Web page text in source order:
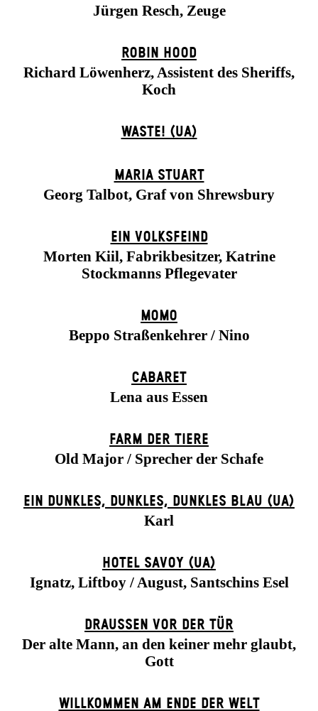
Jürgen Resch, Zeuge
ROBIN HOOD
Richard Löwenherz, Assistent des Sheriffs,
Koch
WASTE! (UA)
MARIA STUART
Georg Talbot, Graf von Shrewsbury
EIN VOLKS­FEIND
Morten Kiil, Fabrikbesitzer, Katrine
Stockmanns Pflegevater
MOMO
Beppo Straßenkehrer / Nino
CABARET
Lena aus Essen
FARM DER TIERE
Old Major / Sprecher der Schafe
EIN DUNK­LES, DUNK­LES, DUNK­LES BLAU (UA)
Karl
HOTEL SAVOY (UA)
Ignatz, Liftboy / August, Santschins Esel
DRAUSSEN VOR DER TÜR
Der alte Mann, an den keiner mehr glaubt,
Gott
WILLKOMMEN AM ENDE DER WELT